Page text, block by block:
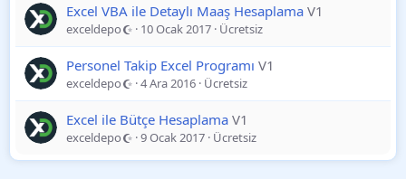
Excel VBA ile Detaylı Maaş Hesaplama V1
exceldepo 10 Ocak 2017 Ücretsiz
Personel Takip Excel Programı V1
exceldepo 4 Ara 2016 Ücretsiz
Excel ile Bütçe Hesaplama V1
exceldepo 9 Ocak 2017 Ücretsiz